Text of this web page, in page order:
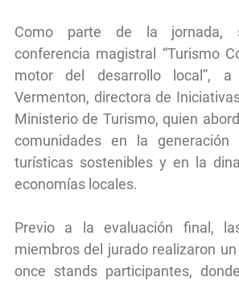
Como parte de la jornada,
conferencia magistral “Turismo
motor del desarrollo local”,
Vermenton, directora de
Ministerio de Turismo, quien
comunidades en la generación
turísticas sostenibles y en la
economías locales.
Previo a la evaluación final,
miembros del jurado realizaron
once stands participantes,